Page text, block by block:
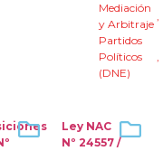
Mediación
y Arbitraje
,
Partidos
Políticos
(DNE)
,
Ley NAC
Nº 24557 /